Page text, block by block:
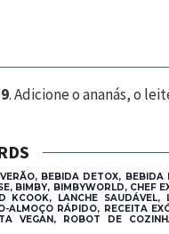
. Adicione o ananás, o
BEBIDA DETOX,
BIMBY, BIMBYWORLD, CHEF
KCOOK, LANCHE
RÁPIDO, RECEITA
VEGAN, ROBOT DE